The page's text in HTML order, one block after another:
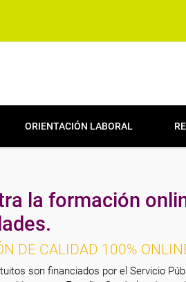
ORIENTACIÓN LABORAL
la formación
DE CALIDAD 100%
son financiados por el Servicio